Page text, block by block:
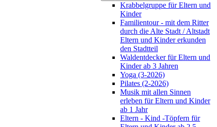
Krabbelgruppe für Eltern und
Kinder
Familientour - mit dem Ritter
durch die Alte Stadt / Altstadt
Eltern und Kinder erkunden
den Stadtteil
Waldentdecker für Eltern und
Kinder ab 3 Jahren
Yoga (3-2026)
Pilates (2-2026)
Musik mit allen Sinnen
erleben für Eltern und Kinder
ab 1 Jahr
Eltern - Kind -Töpfern für